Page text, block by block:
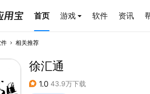
首页 游戏 软件 资讯
相关推荐
徐汇通
1.0 43.9万下载